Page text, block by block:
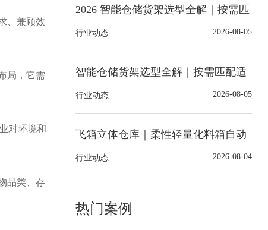
2026 智能仓储货架选型全解｜按需匹
配适配的货架系统
行业动态 2026-08-05
智能仓储货架选型全解｜按需匹配适
配的货架系统
行业动态 2026-08-05
飞箱立体仓库｜柔性轻量化料箱自动
化立体仓库解决方案
行业动态 2026-08-04
热门案例
、兼顾效
局，它需
对环境和
品类、存